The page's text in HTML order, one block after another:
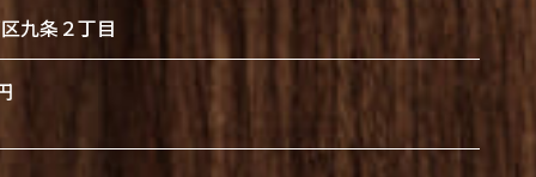
九条２丁目